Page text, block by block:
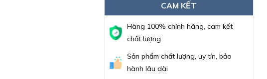
CAM KẾT
Hàng 100% chính hãng, cam kết
chất lượng
Sản phẩm chất lượng, uy tín, bảo
hành lâu dài